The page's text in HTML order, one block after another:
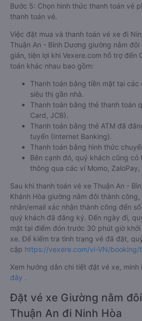
Bước 5: Chọn hình thức thanh toán vé
thanh toán vé.
Việc đặt mua và thanh toán vé xe đi
Thuận An - Bình Dương giường nằm
giản, tiện lợi khi Vexere.com hỗ trợ đến
toán khác nhau bao gồm:
Thanh toán bằng tiền mặt tại các
siêu thị gần nhà.
Thanh toán bằng thẻ thanh toán
Card, JCB).
Thanh toán bằng thẻ ATM đã
tuyến (Internet Banking).
Thanh toán bằng hình thức
Bên cạnh đó, quý khách cũng có
thông qua các ví Momo,
Sau khi thanh toán vé xe Thuận An -
Khánh Hòa giường nằm đôi thành
nhắn/email xác nhận thành công đến
quý khách đã đăng ký. Đến ngày đi,
mặt tại điểm đón trước 30 phút giờ khởi
xe. Để kiểm tra tình trạng vé đã đặt,
cập https://vexere.com/vi-VN/booking/
Xem hướng dẫn chi tiết đặt vé xe, minh
đây .
Đặt vé xe Giường nằm
Thuận An đi Ninh Hòa